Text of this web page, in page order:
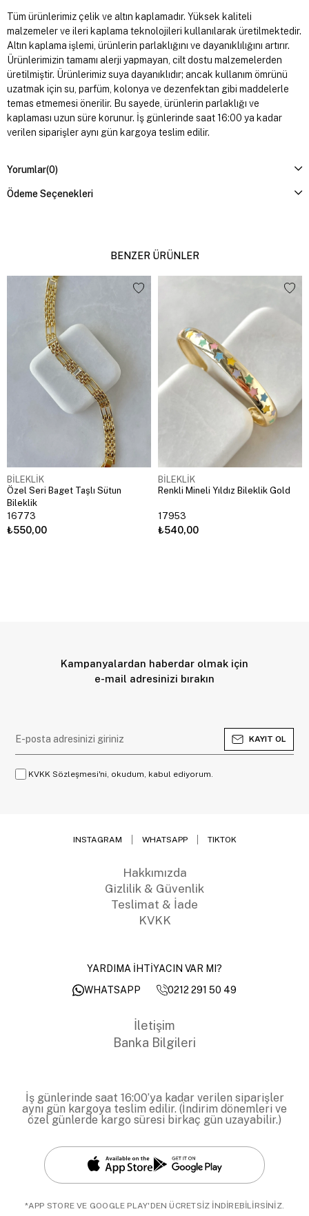
Tüm ürünlerimiz çelik ve altın kaplamadır. Yüksek kaliteli
malzemeler ve ileri kaplama teknolojileri kullanılarak üretilmektedir.
Altın kaplama işlemi, ürünlerin parlaklığını ve dayanıklılığını artırır.
Ürünlerimizin tamamı alerji yapmayan, cilt dostu malzemelerden
üretilmiştir. Ürünlerimiz suya dayanıklıdır; ancak kullanım ömrünü
uzatmak için su, parfüm, kolonya ve dezenfektan gibi maddelerle
temas etmemesi önerilir. Bu sayede, ürünlerin parlaklığı ve
kaplaması uzun süre korunur. İş günlerinde saat 16:00 ya kadar
verilen siparişler aynı gün kargoya teslim edilir.
Yorumlar(0)
Ödeme Seçenekleri
BENZER ÜRÜNLER
BİLEKLİK
Özel Seri Baget Taşlı Sütun
Bileklik
16773
₺550,00
BİLEKLİK
Renkli Mineli Yıldız Bileklik Gold
17953
₺540,00
Kampanyalardan haberdar olmak için
e-mail adresinizi bırakın
KAYIT OL
KVKK Sözleşmesi'ni, okudum, kabul ediyorum.
INSTAGRAM WHATSAPP TIKTOK
Hakkımızda
Gizlilik & Güvenlik
Teslimat & İade
KVKK
YARDIMA İHTİYACIN VAR MI?
WHATSAPP
0212 291 50 49
İletişim
Banka Bilgileri
İş günlerinde saat 16:00’ya kadar verilen siparişler
aynı gün kargoya teslim edilir. (İndirim dönemleri ve
özel günlerde kargo süresi birkaç gün uzayabilir.)
*APP STORE VE GOOGLE PLAY'DEN ÜCRETSİZ İNDİREBİLİRSİNİZ.